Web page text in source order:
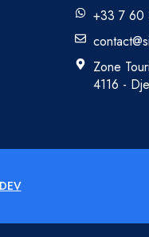
+33 7 60
Zone
4116 -